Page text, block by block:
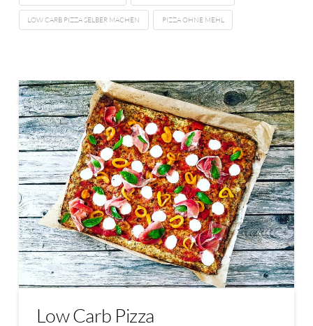
LOW CARB PIZZA SELBER MACHEN PIZZA OHNE MEHL
Low Carb Pizza